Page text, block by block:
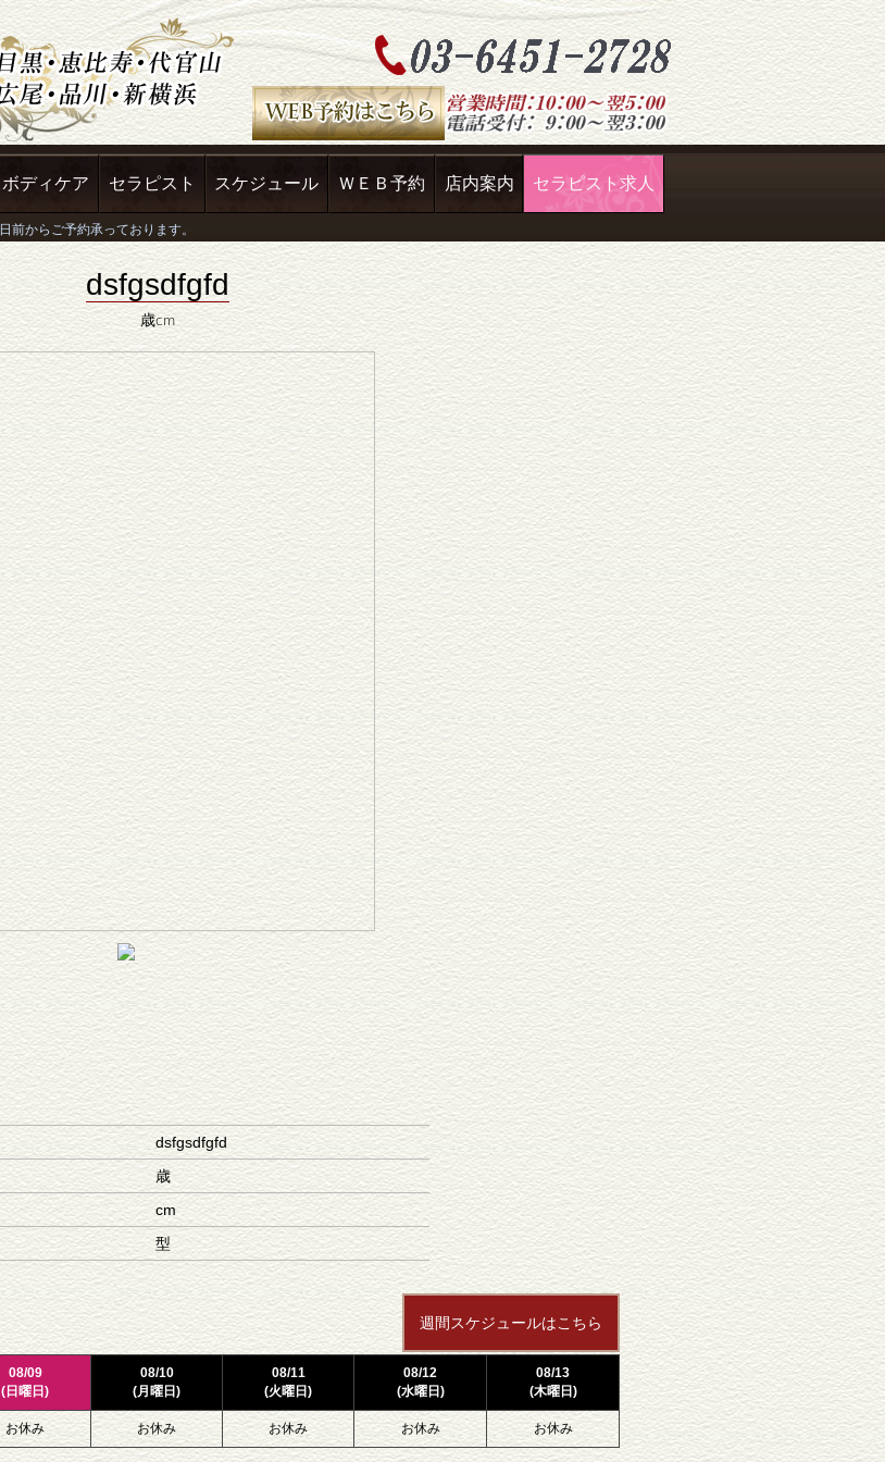
ボディケア セラピスト スケジュール ＷＥＢ予約 店内案内 セラピスト求人
dsfgsdfgfd
歳cm
dsfgsdfgfd
歳
cm
型
週間スケジュールはこちら
08/09
(日曜日)
08/10
(月曜日)
08/11
(火曜日)
08/12
(水曜日)
08/13
(木曜日)
お休み お休み お休み お休み お休み